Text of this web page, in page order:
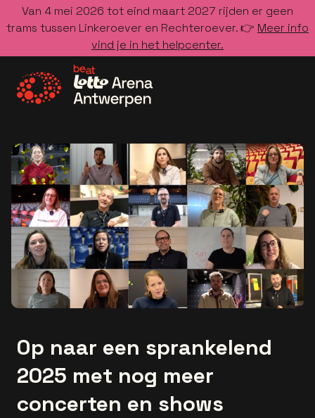
Van 4 mei 2026 tot eind maart 2027 rijden er geen
trams tussen Linkeroever en Rechteroever. 👉 Meer info
vind je in het helpcenter.
Op naar een sprankelend
2025 met nog meer
concerten en shows